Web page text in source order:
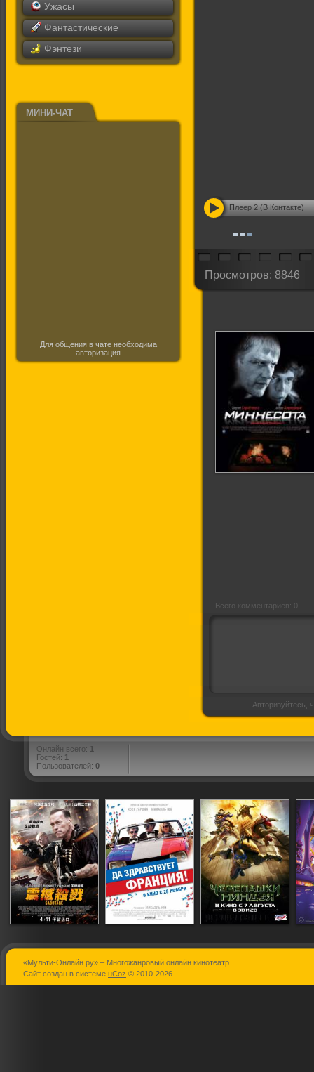
Ужасы
Фантастические
Фэнтези
МИНИ-ЧАТ
Для общения в чате необходима
авторизация
Плеер 2 (В Контакте)
Просмотров: 8846
Всего комментариев: 0
Авторизуйтесь,
Онлайн всего: 1
Гостей: 1
Пользователей: 0
Саботаж
Да здравствует
«Мульти-Онлайн.ру» – Многожанровый онлайн кинотеатр
Сайт создан в системе uCoz © 2010-2026